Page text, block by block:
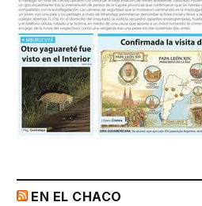
EN EL CHACO